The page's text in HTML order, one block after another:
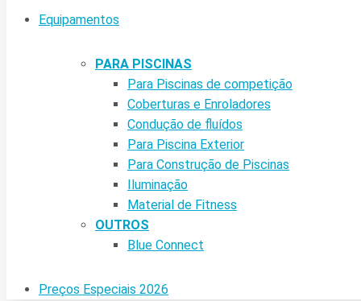
Equipamentos
PARA PISCINAS
Para Piscinas de competição
Coberturas e Enroladores
Condução de fluídos
Para Piscina Exterior
Para Construção de Piscinas
Iluminação
Material de Fitness
OUTROS
Blue Connect
Preços Especiais 2026